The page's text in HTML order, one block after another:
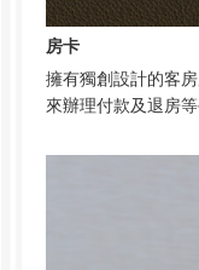
房卡
擁有獨創設計的客
來辦理付款及退房等